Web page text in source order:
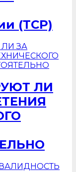
(ТСР)
ЛИ